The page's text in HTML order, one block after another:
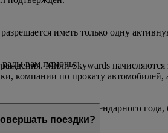
иметь только одну
вам помочь.
Мили Skywards
компании по прокату автомобилей,
в течение календарного
поездки?